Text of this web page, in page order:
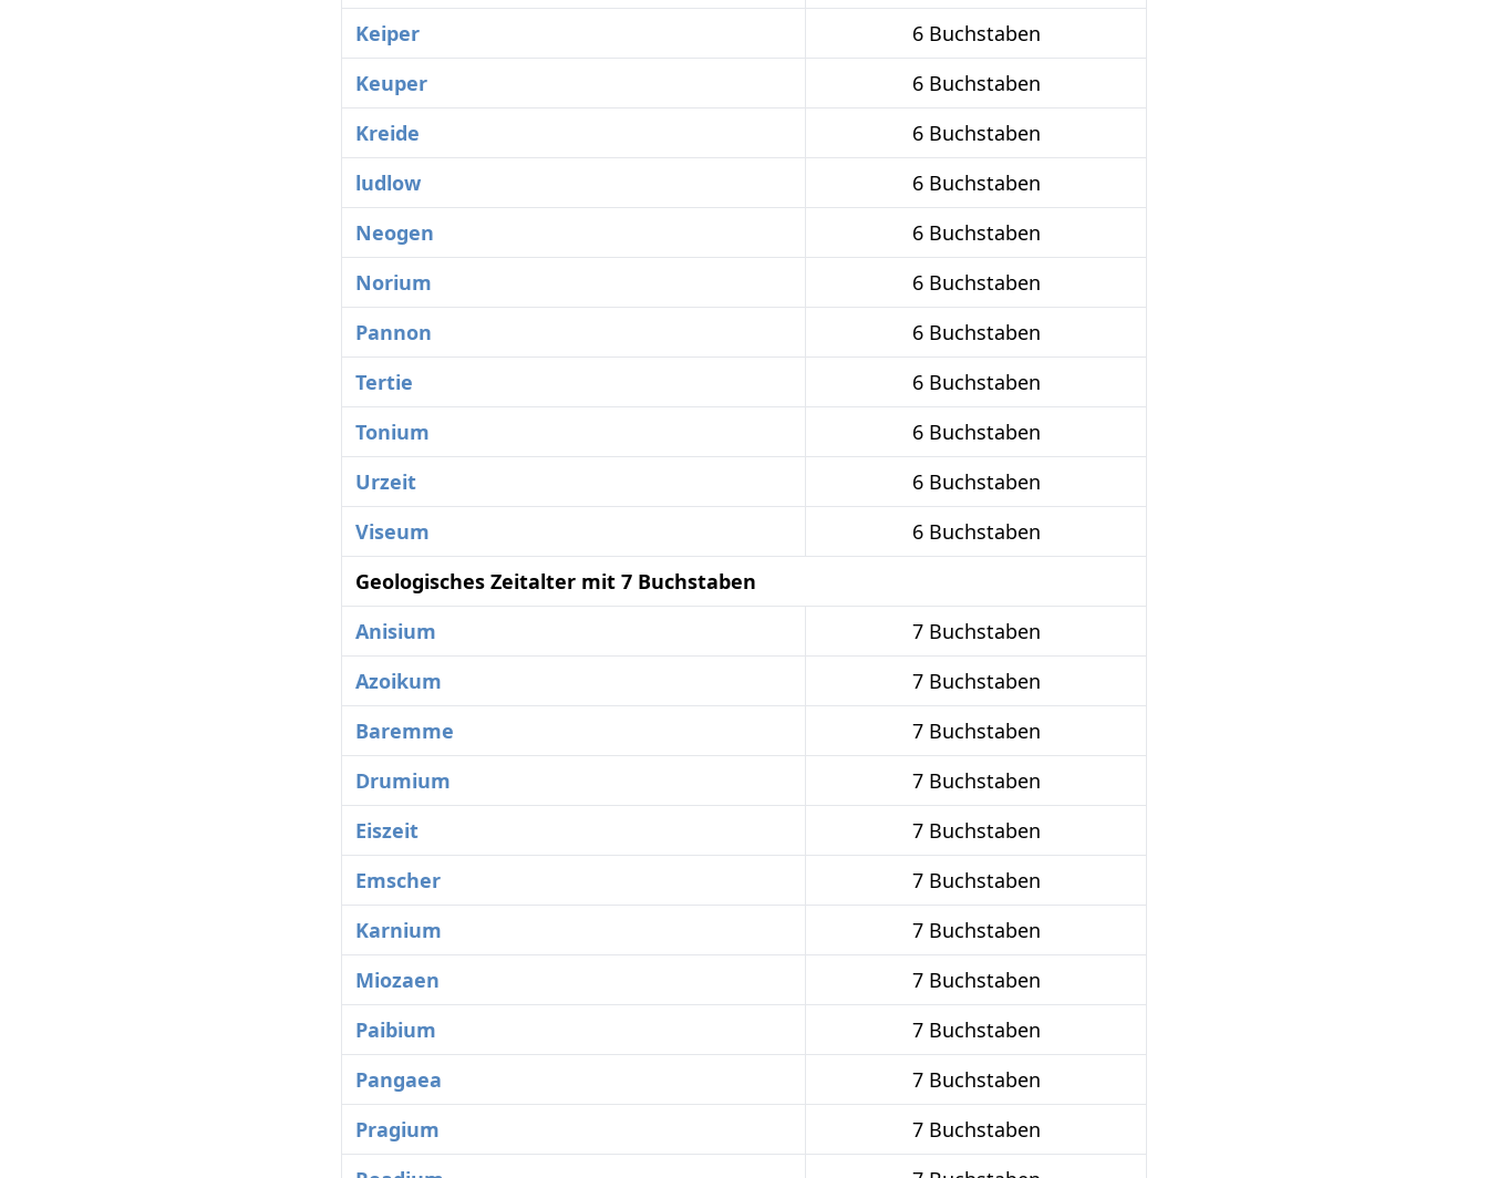
Keiper
6 Buchstaben
Keuper
6 Buchstaben
Kreide
6 Buchstaben
ludlow
6 Buchstaben
Neogen
6 Buchstaben
Norium
6 Buchstaben
Pannon
6 Buchstaben
Tertie
6 Buchstaben
Tonium
6 Buchstaben
Urzeit
6 Buchstaben
Viseum
6 Buchstaben
Geologisches Zeitalter mit 7 Buchstaben
Anisium
7 Buchstaben
Azoikum
7 Buchstaben
Baremme
7 Buchstaben
Drumium
7 Buchstaben
Eiszeit
7 Buchstaben
Emscher
7 Buchstaben
Karnium
7 Buchstaben
Miozaen
7 Buchstaben
Paibium
7 Buchstaben
Pangaea
7 Buchstaben
Pragium
7 Buchstaben